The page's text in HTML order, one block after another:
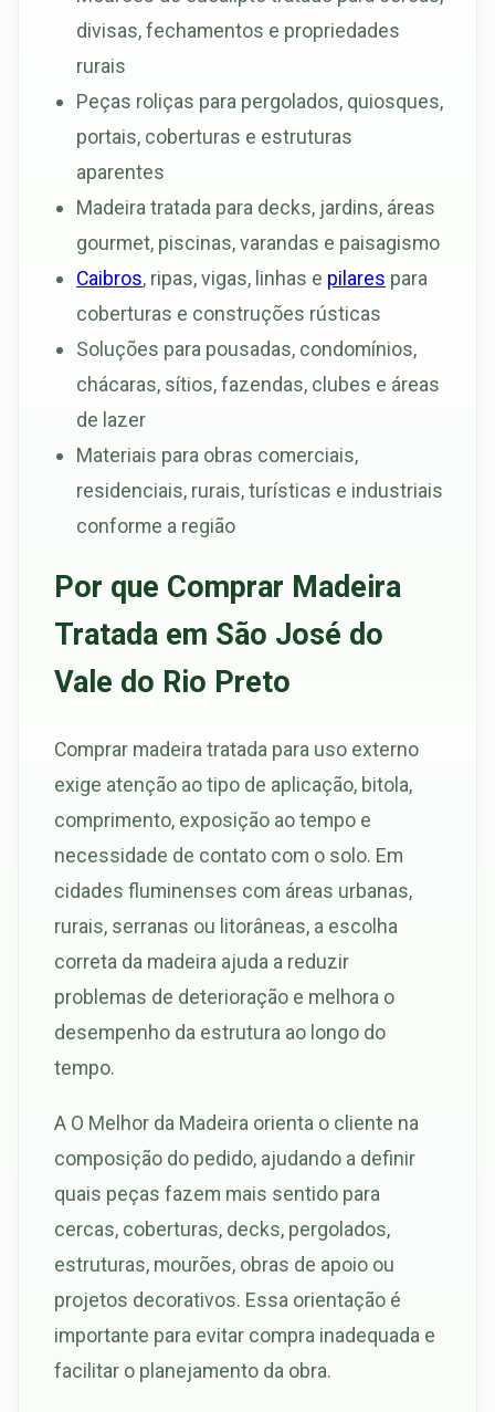
divisas, fechamentos e propriedades
rurais
Peças roliças para pergolados, quiosques,
portais, coberturas e estruturas
aparentes
Madeira tratada para decks, jardins, áreas
gourmet, piscinas, varandas e paisagismo
Caibros, ripas, vigas, linhas e pilares para
coberturas e construções rústicas
Soluções para pousadas, condomínios,
chácaras, sítios, fazendas, clubes e áreas
de lazer
Materiais para obras comerciais,
residenciais, rurais, turísticas e industriais
conforme a região
Por que Comprar Madeira
Tratada em São José do
Vale do Rio Preto
Comprar madeira tratada para uso externo
exige atenção ao tipo de aplicação, bitola,
comprimento, exposição ao tempo e
necessidade de contato com o solo. Em
cidades fluminenses com áreas urbanas,
rurais, serranas ou litorâneas, a escolha
correta da madeira ajuda a reduzir
problemas de deterioração e melhora o
desempenho da estrutura ao longo do
tempo.
A O Melhor da Madeira orienta o cliente na
composição do pedido, ajudando a definir
quais peças fazem mais sentido para
cercas, coberturas, decks, pergolados,
estruturas, mourões, obras de apoio ou
projetos decorativos. Essa orientação é
importante para evitar compra inadequada e
facilitar o planejamento da obra.